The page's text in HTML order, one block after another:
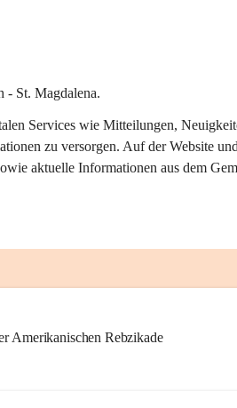
- St. Magdalena.
Services wie Mitteilungen,
zu versorgen. Auf der Website
aktuelle Informationen aus dem
Amerikanischen Rebzikade